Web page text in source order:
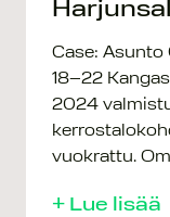
Case: Asunto
18–22
2024
vuokrattu.
+ Lue lisää